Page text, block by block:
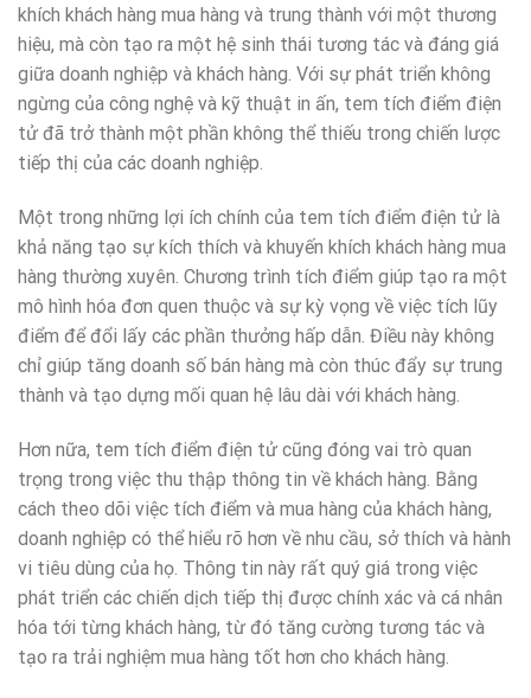
khích khách hàng mua hàng và trung thành với một thương
hiệu, mà còn tạo ra một hệ sinh thái tương tác và đáng giá
giữa doanh nghiệp và khách hàng. Với sự phát triển không
ngừng của công nghệ và kỹ thuật in ấn, tem tích điểm điện
tử đã trở thành một phần không thể thiếu trong chiến lược
tiếp thị của các doanh nghiệp.
Một trong những lợi ích chính của tem tích điểm điện tử là
khả năng tạo sự kích thích và khuyến khích khách hàng mua
hàng thường xuyên. Chương trình tích điểm giúp tạo ra một
mô hình hóa đơn quen thuộc và sự kỳ vọng về việc tích lũy
điểm để đổi lấy các phần thưởng hấp dẫn. Điều này không
chỉ giúp tăng doanh số bán hàng mà còn thúc đẩy sự trung
thành và tạo dựng mối quan hệ lâu dài với khách hàng.
Hơn nữa, tem tích điểm điện tử cũng đóng vai trò quan
trọng trong việc thu thập thông tin về khách hàng. Bằng
cách theo dõi việc tích điểm và mua hàng của khách hàng,
doanh nghiệp có thể hiểu rõ hơn về nhu cầu, sở thích và hành
vi tiêu dùng của họ. Thông tin này rất quý giá trong việc
phát triển các chiến dịch tiếp thị được chính xác và cá nhân
hóa tới từng khách hàng, từ đó tăng cường tương tác và
tạo ra trải nghiệm mua hàng tốt hơn cho khách hàng.